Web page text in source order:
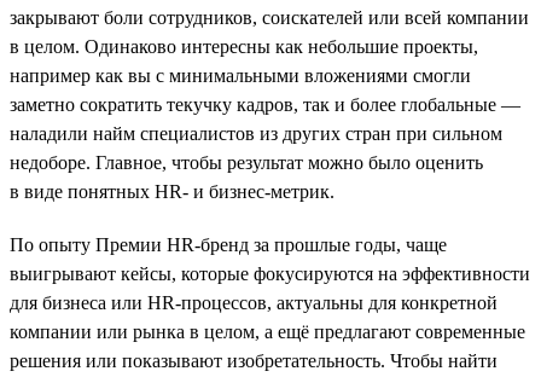
закрывают боли сотрудников, соискателей или всей компании
в целом. Одинаково интересны как небольшие проекты,
например как вы с минимальными вложениями смогли
заметно сократить текучку кадров, так и более глобальные —
наладили найм специалистов из других стран при сильном
недоборе. Главное, чтобы результат можно было оценить
в виде понятных HR- и бизнес-метрик.
По опыту Премии HR-бренд за прошлые годы, чаще
выигрывают кейсы, которые фокусируются на эффективности
для бизнеса или HR-процессов, актуальны для конкретной
компании или рынка в целом, а ещё предлагают современные
решения или показывают изобретательность. Чтобы найти